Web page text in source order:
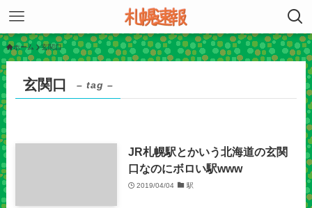
ホーム 玄関口
玄関口 – tag –
JR札幌駅とかいう北海道の玄関
口なのにボロい駅www
2019/04/04 駅